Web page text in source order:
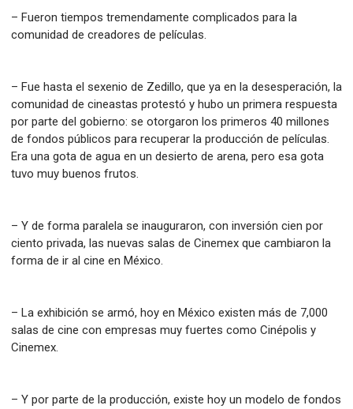
– Fueron tiempos tremendamente complicados para la
comunidad de creadores de películas.
– Fue hasta el sexenio de Zedillo, que ya en la desesperación, la
comunidad de cineastas protestó y hubo un primera respuesta
por parte del gobierno: se otorgaron los primeros 40 millones
de fondos públicos para recuperar la producción de películas.
Era una gota de agua en un desierto de arena, pero esa gota
tuvo muy buenos frutos.
– Y de forma paralela se inauguraron, con inversión cien por
ciento privada, las nuevas salas de Cinemex que cambiaron la
forma de ir al cine en México.
– La exhibición se armó, hoy en México existen más de 7,000
salas de cine con empresas muy fuertes como Cinépolis y
Cinemex.
– Y por parte de la producción, existe hoy un modelo de fondos